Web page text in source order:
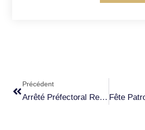
Précédent
Arrêté Préfectoral Relatif Au Plan De Gestion Du Réseau Hydrographique Du Territoire Du Nebbiu – Conca D’Oru